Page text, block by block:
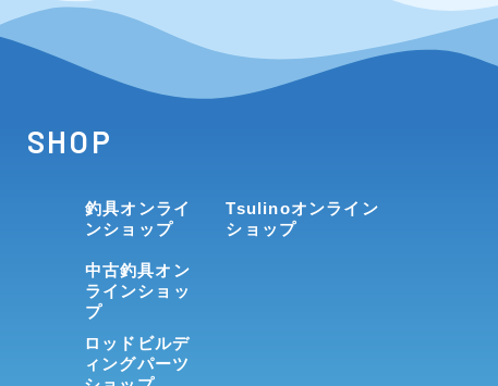
SHOP
釣具オンライ
ンショップ
中古釣具オン
ラインショッ
プ
ロッドビルデ
ィングパーツ
Tsulinoオンライン
ショップ